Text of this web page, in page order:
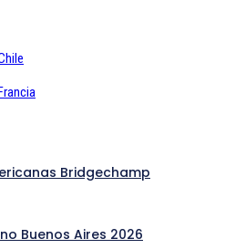
Bridgechamp
Buenos Aires 2026